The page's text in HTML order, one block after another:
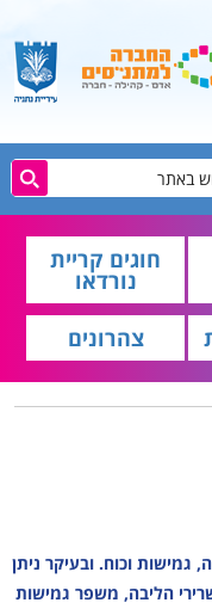
חוגים קריית
נורדאו
צהרונים
גמישות וכוח. ובעיקר ניתן
הליבה, משפר גמישות